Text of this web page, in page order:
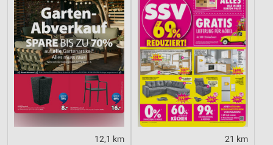
12,1 km 21 km
Verwendung von Profilen zur Auswahl
personalisierter Werbung
Erstellung von Profilen zur Personalisierung
von Inhalten
Verwendung von Profilen zur Auswahl
personalisierter Inhalte
Messung der Werbeleistung
Messung der Performance von Inhalten